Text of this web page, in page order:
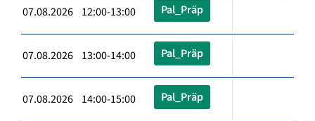
07.08.2026 12:00-13:00 Pal_Präp
07.08.2026 13:00-14:00 Pal_Präp
07.08.2026 14:00-15:00 Pal_Präp